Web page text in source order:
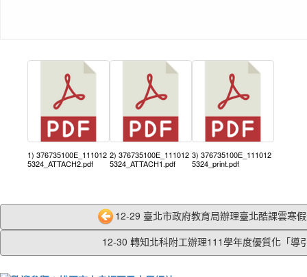
1) 376735100E_111012
5324_ATTACH2.pdf
2) 376735100E_111012
5324_ATTACH1.pdf
3) 376735100E_111012
5324_print.pdf
12-29 臺北市政府教育局辦理臺北酷課雲寒
12-30 轉知北科附工辦理111學年度優質化「導